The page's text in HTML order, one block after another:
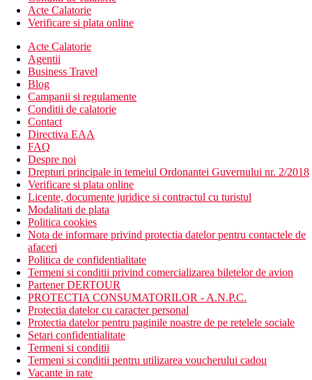
Acte Calatorie
Verificare si plata online
Acte Calatorie
Agentii
Business Travel
Blog
Campanii si regulamente
Conditii de calatorie
Contact
Directiva EAA
FAQ
Despre noi
Drepturi principale in temeiul Ordonantei Guvernului nr. 2/2018
Verificare si plata online
Licente, documente juridice si contractul cu turistul
Modalitati de plata
Politica cookies
Nota de informare privind protectia datelor pentru contactele de
afaceri
Politica de confidentialitate
Termeni si conditii privind comercializarea biletelor de avion
Partener DERTOUR
PROTECTIA CONSUMATORILOR - A.N.P.C.
Protectia datelor cu caracter personal
Protectia datelor pentru paginile noastre de pe retelele sociale
Setari confidentialitate
Termeni si conditii
Termeni si conditii pentru utilizarea voucherului cadou
Vacante in rate